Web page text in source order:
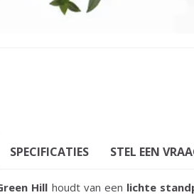
SPECIFICATIES STEL EEN
Hill houdt van een lichte